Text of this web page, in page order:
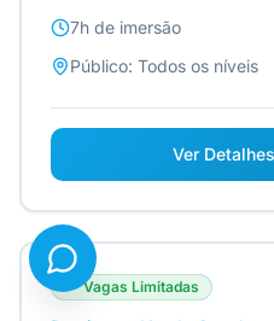
7h de imersão
Público: Todos os níveis
Ver
Vagas Limitadas